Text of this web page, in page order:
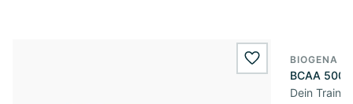
wishlist.add
BIOGENA
BCAA 500
Dein